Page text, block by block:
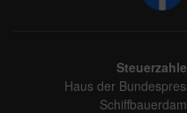
Haus der